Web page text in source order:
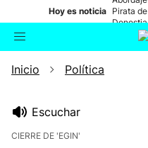
Hoy es noticia Pirata de
Donostia
Buscador
Inicio Política
Escuchar
CIERRE DE 'EGIN'